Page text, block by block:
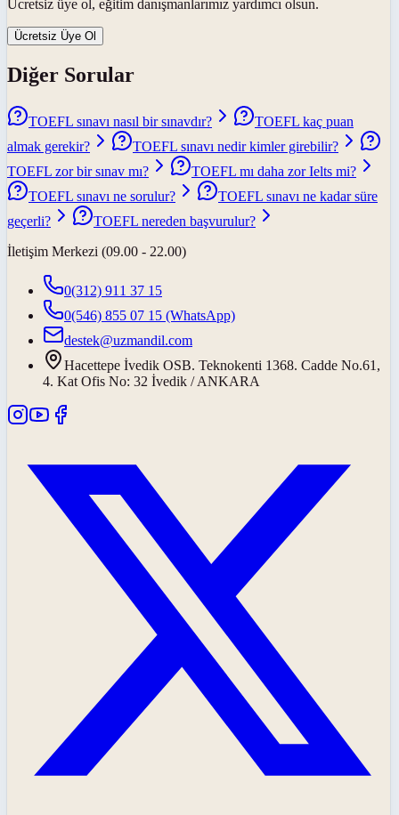
Ücretsiz üye ol, eğitim danışmanlarımız yardımcı olsun.
Ücretsiz Üye Ol
Diğer Sorular
TOEFL sınavı nasıl bir sınavdır?
TOEFL kaç puan
almak gerekir?
TOEFL sınavı nedir kimler girebilir?
TOEFL zor bir sınav mı?
TOEFL mı daha zor Ielts mi?
TOEFL sınavı ne sorulur?
TOEFL sınavı ne kadar süre
geçerli?
TOEFL nereden başvurulur?
İletişim Merkezi (09.00 - 22.00)
0(312) 911 37 15
0(546) 855 07 15 (WhatsApp)
destek@uzmandil.com
Hacettepe İvedik OSB. Teknokenti 1368. Cadde No.61,
4. Kat Ofis No: 32 İvedik / ANKARA